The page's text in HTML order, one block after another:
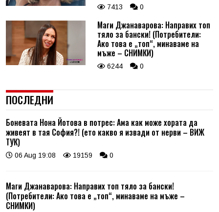
7413 0
Маги Джанаварова: Направих топ
тяло за бански! (Потребители:
Ако това е „топ“, минаваме на
мъже – СНИМКИ)
6244 0
ПОСЛЕДНИ
Боневата Нона Йотова в потрес: Ама как може хората да
живеят в тая София?! (ето какво я извади от нерви – ВИЖ
ТУК)
06 Aug 19:08 19159 0
Маги Джанаварова: Направих топ тяло за бански!
(Потребители: Ако това е „топ“, минаваме на мъже –
СНИМКИ)